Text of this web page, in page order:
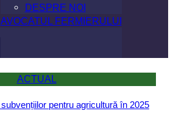
DESPRE NOI
AVOCATUL FERMIERULUI
ACTUAL